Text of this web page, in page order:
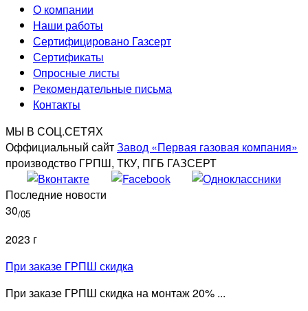
О компании
Наши работы
Сертифицировано Газсерт
Сертификаты
Опросные листы
Рекомендательные письма
Контакты
МЫ В СОЦ.СЕТЯХ
Оффициальный сайтЗавод «Первая газовая компания»
производство ГРПШ, ТКУ, ПГБ ГАЗСЕРТ
Последние новости
30/05
2023 г
При заказе ГРПШ скидка
При заказе ГРПШ скидка на монтаж 20% ...